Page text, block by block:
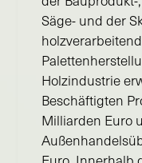
Säge- und der
Holzindustrie
Beschäftigten
Milliarden Euro